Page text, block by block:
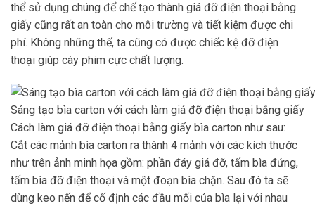
thể sử dụng chúng để chế tạo thành giá đỡ điện thoại bằng
giấy cũng rất an toàn cho môi trường và tiết kiệm được chi
phí. Không những thế, ta cũng có được chiếc kệ đỡ điện
thoại giúp cày phim cực chất lượng.
Sáng tạo bìa carton với cách làm giá đỡ điện thoại bằng giấy
Cách làm giá đỡ điện thoại bằng giấy bìa carton như sau:
Cắt các mảnh bìa carton ra thành 4 mảnh với các kích thước
như trên ảnh minh họa gồm: phần đáy giá đỡ, tấm bìa đứng,
tấm bìa đỡ điện thoại và một đoạn bìa chặn. Sau đó ta sẽ
dùng keo nến để cố định các đầu mối của bìa lại với nhau